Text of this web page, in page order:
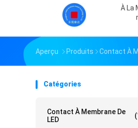
À La
Aperçu Produits Contact À
Catégories
Contact À Membrane De
LED